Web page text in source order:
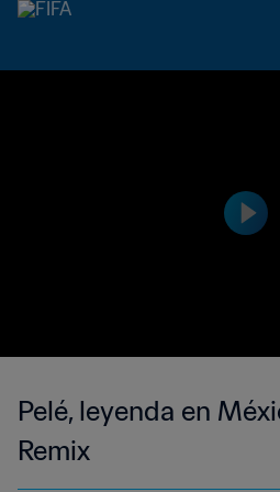
Pelé, leyenda en
Remix